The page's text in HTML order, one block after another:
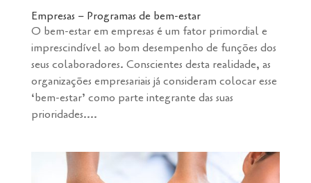
Empresas – Programas de bem-estar
O bem-estar em empresas é um fator primordial e
imprescindível ao bom desempenho de funções dos
seus colaboradores. Conscientes desta realidade, as
organizações empresariais já consideram colocar esse
‘bem-estar’ como parte integrante das suas
prioridades....